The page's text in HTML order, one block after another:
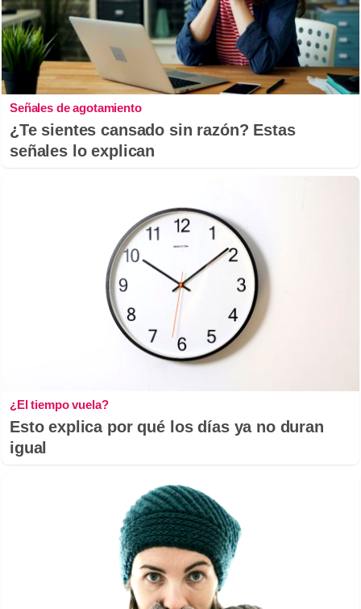
Señales de agotamiento
¿Te sientes cansado sin razón? Estas
señales lo explican
¿El tiempo vuela?
Esto explica por qué los días ya no duran
igual